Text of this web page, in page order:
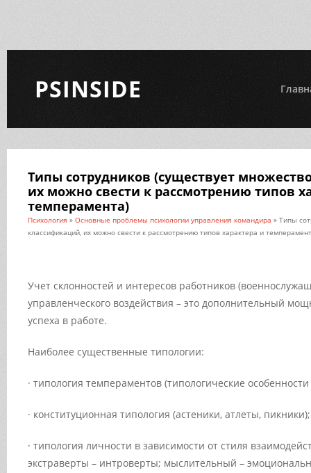
PSINSIDE
Типы сотрудников (существует
их можно свести к рассмотрению типов
темперамента)
Психология » Основные проблемы психологии управления командира » Типы
классификаций, их можно свести к рассмотрению типов характера и
Учет склонностей и интересов работников
управленческого воздействия – это дополнительный
успеха в работе.
Наиболее существенные типологии:
· типология темпераментов (типологические
· конституционная типология (астеники, атлеты, пикники);
· типология личности в зависимости от стиля
экстраверты – интроверты; мыслительный –